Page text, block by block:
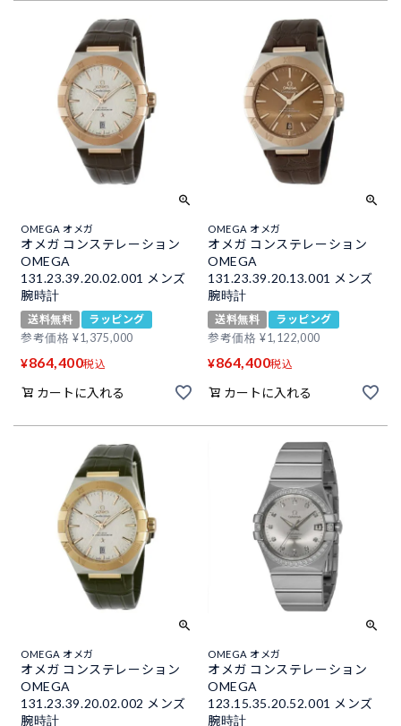
OMEGA オメガ
オメガ コンステレーション
OMEGA
131.23.39.20.02.001 メンズ
腕時計
送料無料
ラッピング
参考価格 ¥1,375,000
¥864,400税込
カートに入れる
OMEGA オメガ
オメガ コンステレーション
OMEGA
131.23.39.20.13.001 メンズ
腕時計
送料無料
ラッピング
参考価格 ¥1,122,000
¥864,400税込
カートに入れる
OMEGA オメガ
オメガ コンステレーション
OMEGA
131.23.39.20.02.002 メンズ
腕時計
OMEGA オメガ
オメガ コンステレーション
OMEGA
123.15.35.20.52.001 メンズ
腕時計